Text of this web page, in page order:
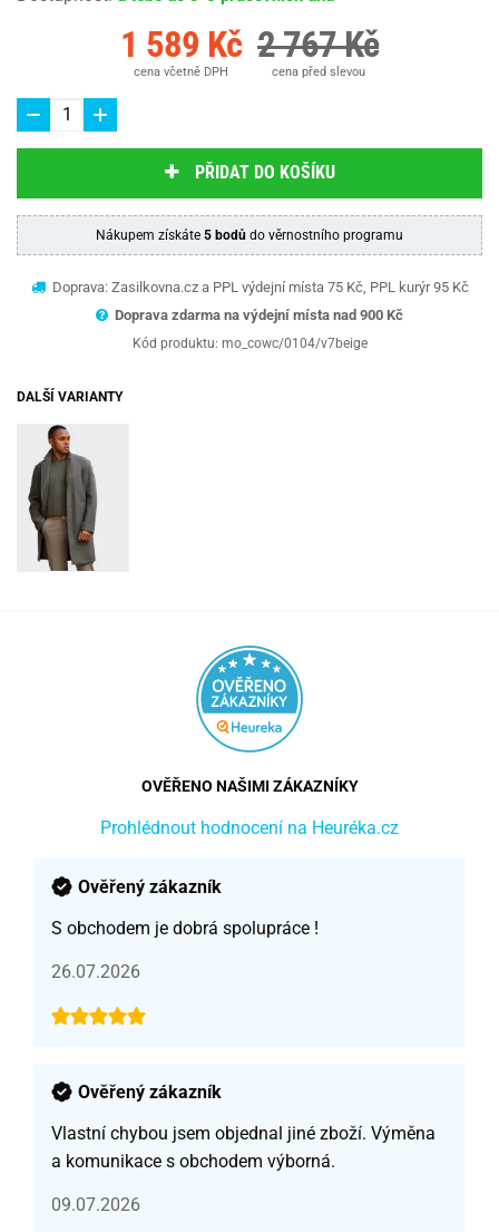
1 589 Kč
cena včetně DPH
2 767 Kč
cena před slevou
PŘIDAT DO KOŠÍKU
Nákupem získáte 5 bodů do věrnostního programu
Doprava: Zasilkovna.cz a PPL výdejní místa 75 Kč, PPL kurýr 95 Kč
Doprava zdarma na výdejní místa nad 900 Kč
Kód produktu: mo_cowc/0104/v7beige
DALŠÍ VARIANTY
OVĚŘENO NAŠIMI ZÁKAZNÍKY
Prohlédnout hodnocení na Heuréka.cz
Ověřený zákazník
S obchodem je dobrá spolupráce !
26.07.2026
Ověřený zákazník
Vlastní chybou jsem objednal jiné zboží. Výměna
a komunikace s obchodem výborná.
09.07.2026